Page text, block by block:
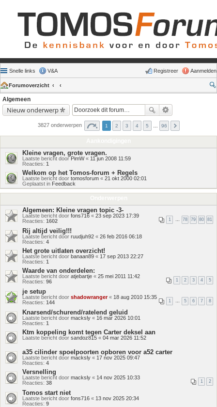
Snelle links V&A Aanmelden
Registreer
Forumoverzicht
Algemeen
Nieuw onderwerp
3827 onderwerpen 1 2 3 4 5 96
Kleine vragen, grote vragen.
Laatste bericht doorPimW« 11 jun 2008 11:59
Reacties: 1
Welkom op het Tomos-forum + Regels
Laatste bericht door tomosforum « 21 okt 2000 02:01
Geplaatst in Feedback
Algemeen: Kleine vragen topic -3-
Laatste bericht door fons716 « 23 sep 2023 17:39
Reacties: 1602 1 … 78 79 80 81
Rij altijd veilig!!!
Laatste bericht door ruudjuh92 « 26 feb 2016 06:18
Reacties: 4
Het grote uitlaten overzicht!
Laatste bericht door banaan89 « 17 sep 2013 22:27
Reacties: 1
Waarde van onderdelen:
Laatste bericht door atjebartje « 25 mei 2011 11:42
Reacties: 96 1 2 3 4 5
je setup
Laatste bericht door shadowranger« 18 aug 2010 15:35
Reacties: 144 1 … 5 6 7 8
Knarsend/schurend/ratelend geluid
Laatste bericht door macksly « 16 mar 2026 10:01
Reacties: 1
Ktm koppeling komt tegen Carter deksel aan
Laatste bericht door sandoz815 « 04 mar 2026 11:52
a35 cilinder spoelpoorten opboren voor a52 carter
Laatste bericht door macksly « 17 nov 2025 09:47
Reacties: 4
Versnelling
Laatste bericht door macksly « 14 nov 2025 10:33
Reacties: 38 1 2
Tomos start niet
Laatste bericht door fons716 « 13 nov 2025 20:34
Reacties: 9